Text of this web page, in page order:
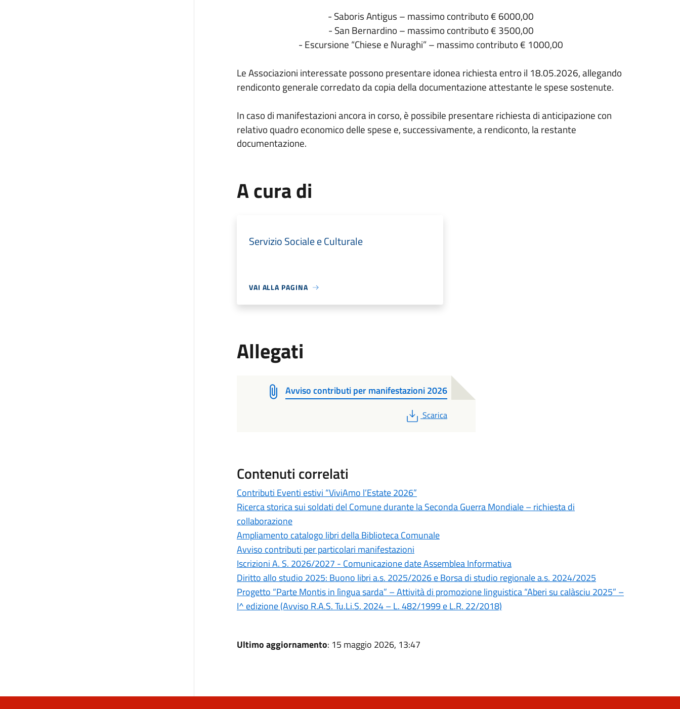
- Saboris Antigus – massimo contributo € 6000,00
- San Bernardino – massimo contributo € 3500,00
- Escursione “Chiese e Nuraghi” – massimo contributo € 1000,00
Le Associazioni interessate possono presentare idonea richiestaentro il 18.05.2026, allegando
rendiconto generale corredato da copia delladocumentazione attestante le spese sostenute.
In caso di manifestazioni ancora in corso, è possibile presentare richiesta di anticipazione con
relativo quadro economico delle spese e, successivamente, a rendiconto, la restante
documentazione.
A cura di
Servizio Sociale e Culturale
VAI ALLA PAGINA
Allegati
Avviso contributi per manifestazioni 2026
PDF
Scarica
Contenuti correlati
Contributi Eventi estivi “ViviAmo l’Estate 2026”
Ricerca storica sui soldati del Comune durante la Seconda Guerra Mondiale – richiesta di
collaborazione
Ampliamento catalogo libri della Biblioteca Comunale
Avviso contributi per particolari manifestazioni
Iscrizioni A. S. 2026/2027 - Comunicazione date Assemblea Informativa
Diritto allo studio 2025: Buono libri a.s. 2025/2026 e Borsa di studio regionale a.s. 2024/2025
Progetto “Parte Montis in lìngua sarda” – Attività di promozione linguistica “Aberi su calàsciu 2025” –
I^ edizione (Avviso R.A.S. Tu.Li.S. 2024 – L. 482/1999 e L.R. 22/2018)
Ultimo aggiornamento: 15 maggio 2026, 13:47